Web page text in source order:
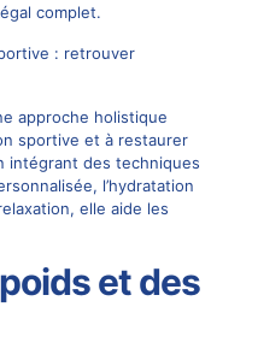
complet.
: retrouver
approche holistique
sportive et à restaurer
intégrant des techniques
l’hydratation
elle aide les
et des